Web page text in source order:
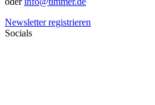
Newsletter registrieren
Socials